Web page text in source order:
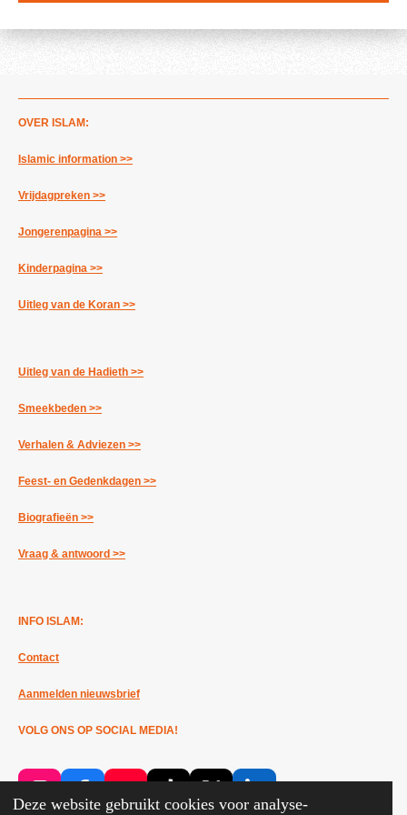
Deze website gebruikt cookies voor analyse-
OVER ISLAM:
Islamic information >>
Vrijdagpreken >>
Jongerenpagina >>
Kinderpagina >>
Uitleg van de Koran >>
Uitleg van de Hadieth >>
Smeekbeden >>
Verhalen & Adviezen >>
Feest- en Gedenkdagen >>
Biografieën >>
Vraag & antwoord >>
INFO ISLAM:
Contact
Aanmelden nieuwsbrief
VOLG ONS OP SOCIAL MEDIA!
F